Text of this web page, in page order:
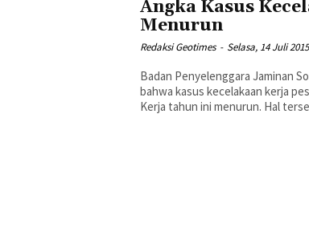
Angka Kasus
Menurun
Redaksi Geotimes - Selasa, 14 Juli 2015
Badan Penyelenggara Jaminan
bahwa kasus kecelakaan kerja
Kerja tahun ini menurun. Hal